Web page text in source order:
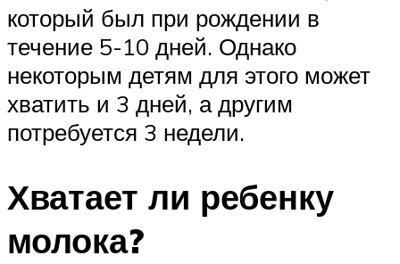
который был при рождении в
течение 5-10 дней. Однако
некоторым детям для этого может
хватить и 3 дней, а другим
потребуется 3 недели.
Хватает ли ребенку
молока?